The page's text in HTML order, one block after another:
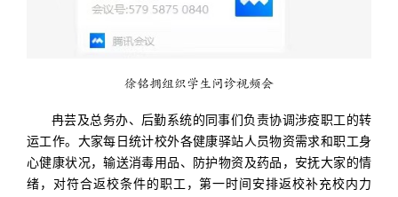
徐铭拥组织学生问诊视频会
冉芸及总务办、后勤系统的同事们负责协调涉疫职工的转
运工作。大家每日统计校外各健康驿站人员物资需求和职工身
心健康状况，输送消毒用品、防护物资及药品，安抚大家的情
绪，对符合返校条件的职工，第一时间安排返校补充校内力